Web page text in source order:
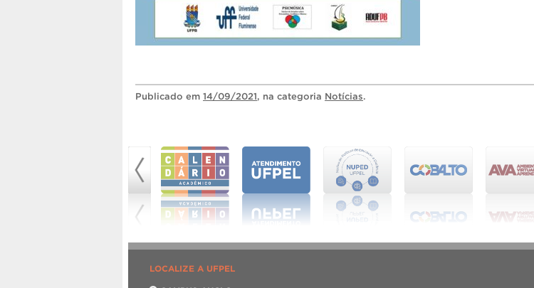
Publicado em 14/09/2021, na categoria Notícias.
LOCALIZE A UFPEL